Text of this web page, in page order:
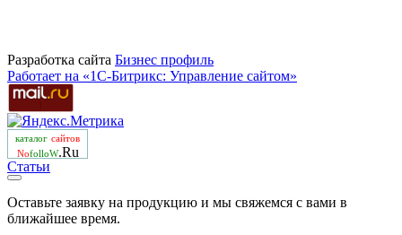
Разработка сайта Бизнеc профиль
Работает на «1С-Битрикс: Управление сайтом»
каталог сайтов
NofolloW.Ru
Статьи
Оставьте заявку на продукцию и мы свяжемся с вами в
ближайшее время.